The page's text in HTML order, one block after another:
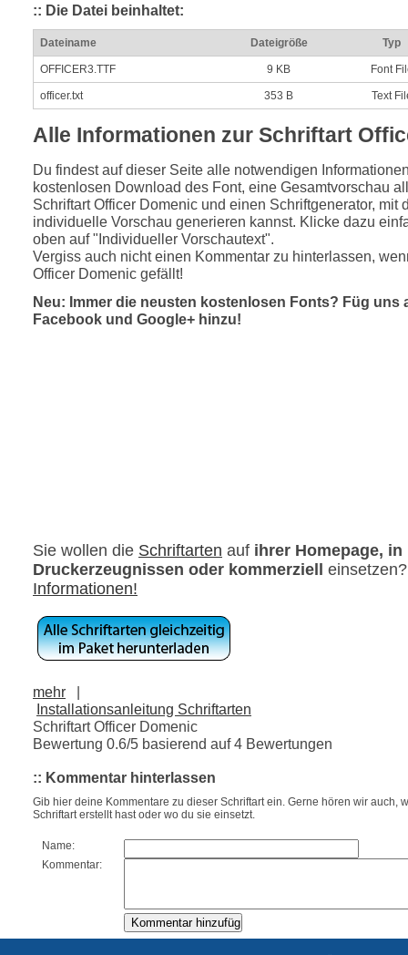
:: Die Datei beinhaltet:
Dateiname Dateigröße Typ
OFFICER3.TTF 9 KB Font
officer.txt 353 B Text
Alle Informationen zur Schriftart
Du findest auf dieser Seite alle notwendigen
kostenlosen Download des Font, eine Gesamtvorschau
Schriftart Officer Domenic und einen Schriftgenerator, mit
individuelle Vorschau generieren kannst. Klicke dazu
oben auf "Individueller Vorschautext".
Vergiss auch nicht einen Kommentar zu hinterlassen,
Officer Domenic gefällt!
Neu: Immer die neusten kostenlosen Fonts? Füg uns
Facebook und Google+ hinzu!
Sie wollen die Schriftarten auf ihrer Homepage, in
Druckerzeugnissen oder kommerziell
Informationen!
mehr
|
Installationsanleitung Schriftarten
Schriftart Officer Domenic
Bewertung 0.6/5 basierend auf4 Bewertungen
:: Kommentar hinterlassen
Gib hier deine Kommentare zu dieser Schriftart ein. Gerne hören wir auch,
Schriftart erstellt hast oder wo du sie einsetzt.
Name:
Kommentar: